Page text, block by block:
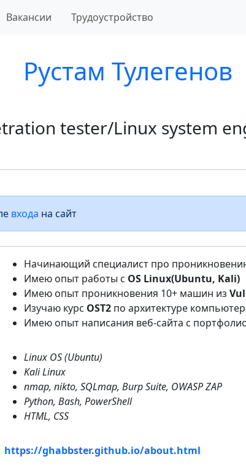
Вакансии Трудоустройство
Рустам Тулегенов
tester/Linux system
входа на сайт
Начинающий специалист про
Имею опыт работы с OS Linux(Ubuntu, Kali)
Имею опыт проникновения 10+ машин из
Изучаю курс OST2по архитектуре
Имею опыт написания веб-сайта с
Linux OS (Ubuntu)
Kali Linux
nmap, nikto, SQLmap, Burp Suite, OWASP ZAP
Python, Bash, PowerShell
HTML, CSS
https://ghabbster.github.io/about.html